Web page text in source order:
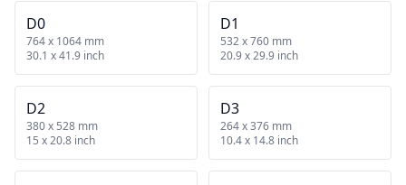
D0
764 x 1064 mm
30.1 x 41.9 inch
D1
532 x 760 mm
20.9 x 29.9 inch
D2
380 x 528 mm
15 x 20.8 inch
D3
264 x 376 mm
10.4 x 14.8 inch